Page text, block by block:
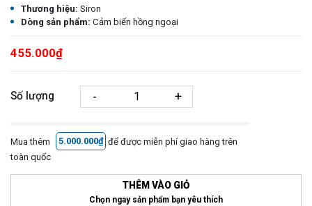
Thương hiệu: Siron
Dòng sản phẩm: Cảm biến hồng ngoại
455.000₫
Số lượng - +
Mua thêm 5.000.000₫ để được miễn phí giao hàng trên
toàn quốc
THÊM VÀO GIỎ
Chọn ngay sản phẩm bạn yêu thích